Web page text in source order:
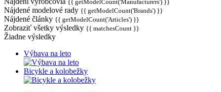
{{ getModelCount('Manufacturers') }}
Nájdené modelové rady {{ getModelCount('Brands') }}
Nájdené články {{ getModelCount('Articles') }}
Zobraziť všetky výsledky {{ matchesCount }}
Žiadne výsledky
Výbava na leto
Bicykle a kolobežky